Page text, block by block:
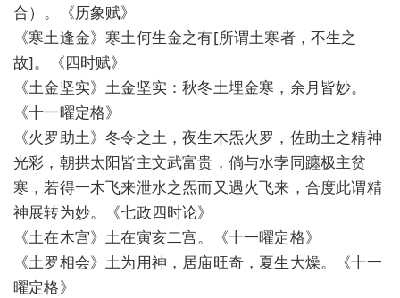
合）。《历象赋》
《寒土逢金》寒土何生金之有[所谓土寒者，不生之
故]。《四时赋》
《土金坚实》土金坚实：秋冬土埋金寒，余月皆妙。
《十一曜定格》
《火罗助土》冬令之土，夜生木炁火罗，佐助土之精神
光彩，朝拱太阳皆主文武富贵，倘与水孛同躔极主贫
寒，若得一木飞来泄水之炁而又遇火飞来，合度此谓精
神展转为妙。《七政四时论》
《土在木宫》土在寅亥二宫。《十一曜定格》
《土罗相会》土为用神，居庙旺奇，夏生大燥。《十一
曜定格》